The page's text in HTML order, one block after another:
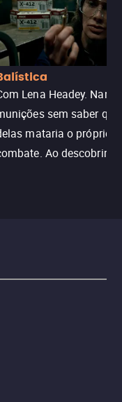
Lena Headey.
sem saber
mataria o próprio
Ao descobrir a